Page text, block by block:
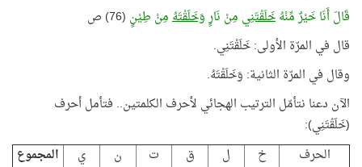
قَالَ أَنَا خَيْرٌ مِّنْهُخَلَقْتَنِي مِنْ نَارٍوَخَلَقْتَهُمِنْ طِيْنٍ (76) ص
قال في المرّة الأولى: خَلَقْتَنِي.
وقال في المرّة الثانية: وَخَلَقْتَهُ.
الآن دعنا نتأمّل الترتيب الهجائي لأحرف الكلمتين.. فتأمل أحرف
(خَلَقْتَنِي):
الحرف
خ ل ق ت ن ي
المجموع